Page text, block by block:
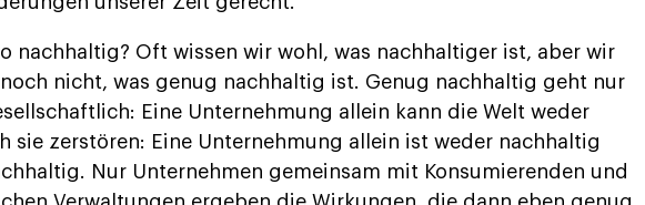
nachhaltig? Oft wissen wir wohl, was nachhaltiger ist, aber wir
nicht, was genug nachhaltig ist. Genug nachhaltig geht nur
Eine Unternehmung allein kann die Welt weder
sie zerstören: Eine Unternehmung allein ist weder nachhaltig
Nur Unternehmen gemeinsam mit Konsumierenden und